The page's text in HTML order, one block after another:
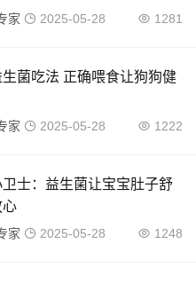
家 2025-05-28 1281
菌吃法 正确喂食让狗狗健
家 2025-05-28 1222
士：益生菌让宝宝肚子舒
心
家 2025-05-28 1248